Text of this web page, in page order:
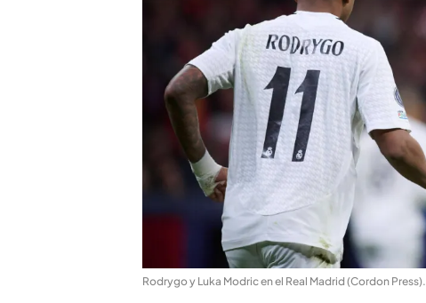
Rodrygo y Luka Modric en el Real Madrid (Cordon Press).